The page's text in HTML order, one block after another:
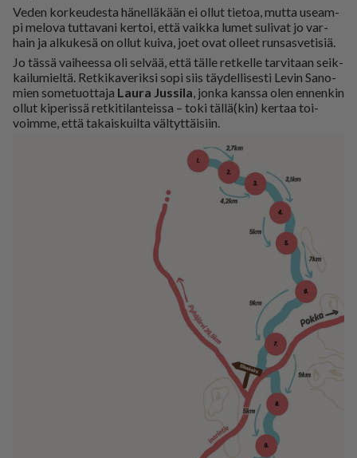
Ve­den kor­keu­des­ta hä­nel­lä­kään ei ol­lut tie­toa, mut­ta use­am­
pi me­lo­va tut­ta­va­ni ker­toi, et­tä vaik­ka lu­met su­li­vat jo var­
hain ja al­ku­ke­sä on ol­lut kui­va, joet ovat ol­leet run­sas­ve­ti­siä.
Jo täs­sä vai­hees­sa oli sel­vää, et­tä täl­le ret­kel­le tar­vi­taan seik­
kai­lu­miel­tä. Ret­ki­ka­ve­rik­si sopi siis täy­del­li­ses­ti Le­vin Sa­no­
mien so­me­tuot­ta­ja Lau­ra Jus­si­la, jon­ka kans­sa olen en­nen­kin
ol­lut ki­pe­ris­sä ret­ki­ti­lan­teis­sa – toki täl­lä(kin) ker­taa toi­
voim­me, et­tä ta­kais­kuil­ta väl­tyt­täi­siin.